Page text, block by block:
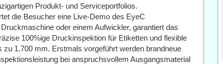
Produkt- und Serviceportfolios.
die Besucher eine Live-Demo des EyeC
oder einem Aufwickler, garantiert das
100%ige Druckinspektion für Etiketten und flexible
zu 1.700 mm. Erstmals vorgeführt werden brandneue
bei anspruchsvollem Ausgangsmaterial